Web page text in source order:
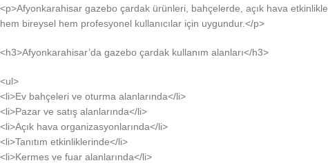
<p>Afyonkarahisar gazebo çardak ürünleri, bahçelerde, açık hava
hem bireysel hem profesyonel kullanıcılar için uygundur.</p>
<h3>Afyonkarahisar’da gazebo çardak kullanım alanları</h3>
<ul>
<li>Ev bahçeleri ve oturma alanlarında</li>
<li>Pazar ve satış alanlarında</li>
<li>Açık hava organizasyonlarında</li>
<li>Tanıtım etkinliklerinde</li>
<li>Kermes ve fuar alanlarında</li>